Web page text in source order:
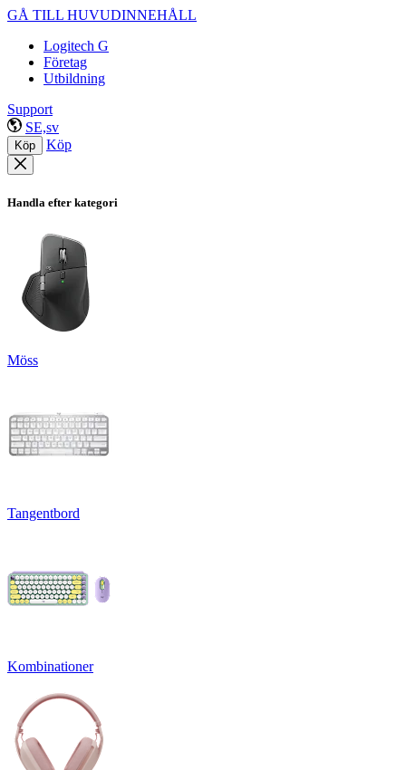
GÅ TILL HUVUDINNEHÅLL
Logitech G
Företag
Utbildning
Support
SE,sv
Köp Köp
Handla efter kategori
Möss
Tangentbord
Kombinationer